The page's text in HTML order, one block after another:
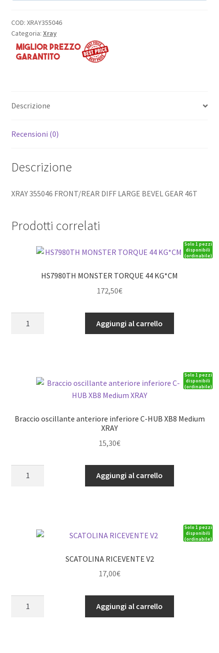
COD: XRAY355046
Categoria: Xray
Descrizione
Recensioni (0)
Descrizione
XRAY 355046 FRONT/REAR DIFF LARGE BEVEL GEAR 46T
Prodotti correlati
Solo 1 pezzi
disponibili
(ordinabile)
HS7980TH MONSTER TORQUE 44 KG*CM
172,50€
quantità
Aggiungi al carrello
Solo 1 pezzi
disponibili
(ordinabile)
Braccio oscillante anteriore inferiore C-HUB XB8 Medium
XRAY
15,30€
Aggiungi al carrello
Solo 1 pezzi
disponibili
(ordinabile)
SCATOLINA RICEVENTE V2
17,00€
Aggiungi al carrello